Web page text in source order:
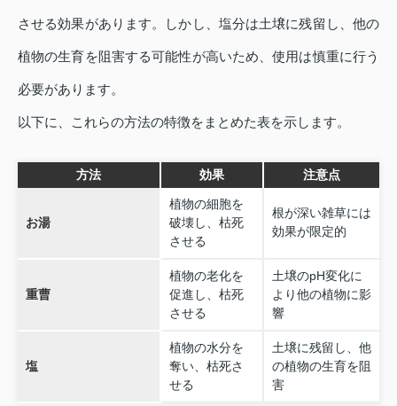
させる効果があります。しかし、塩分は土壌に残留し、他の
植物の生育を阻害する可能性が高いため、使用は慎重に行う
必要があります。
以下に、これらの方法の特徴をまとめた表を示します。
方法 効果 注意点
お湯
植物の細胞を
破壊し、枯死
させる
根が深い雑草には
効果が限定的
重曹
植物の老化を
促進し、枯死
させる
土壌のpH変化に
より他の植物に影
響
塩
植物の水分を
奪い、枯死さ
せる
土壌に残留し、他
の植物の生育を阻
害